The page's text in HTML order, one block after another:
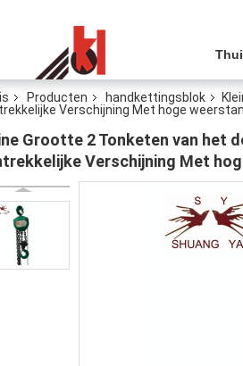
Producten handkettingsblok
Verschijning Met hoge
Grootte 2 Tonketen van het
Verschijning Met